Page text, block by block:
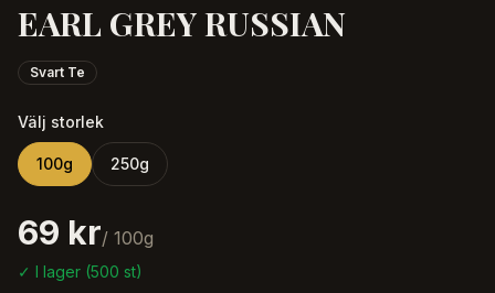
EARL GREY RUSSIAN
Svart Te
Välj storlek
100g 250g
69 kr/ 100g
✓ I lager (500 st)